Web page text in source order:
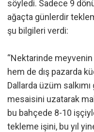
söyledi. Sadece 9
ağaçta günlerdir
şu bilgileri verdi:
“Nektarinde
hem de dış pazarda
Dallarda üzüm
mesaisini uzatarak
bu bahçede 8-10
tekleme işini, bu yıl